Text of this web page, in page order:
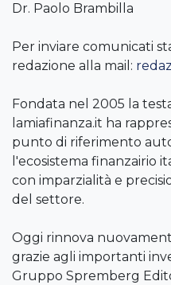
Dr. Paolo Brambilla
Per inviare comunicati
redazione alla mail:
Fondata nel 2005 la
lamiafinanza.it ha
punto di riferimento
l'ecosistema finanzairio
con imparzialità e
del settore.
Oggi rinnova
grazie agli importanti
Gruppo Spremberg